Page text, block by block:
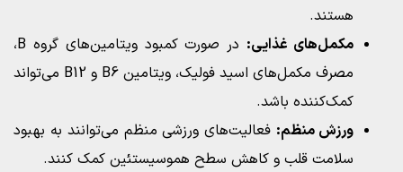
هستند.
مکمل‌های غذایی:
در صورت کمبود ویتامین‌های گروه B،
مصرف مکمل‌های اسید فولیک، ویتامین B6 و B12 می‌تواند
کمک‌کننده باشد.
ورزش منظم: فعالیت‌های ورزشی منظم می‌توانند به بهبود
سلامت قلب و کاهش سطح هموسیستئین کمک کنند.